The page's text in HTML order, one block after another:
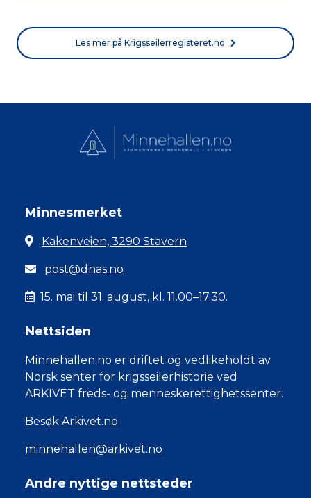
Les mer på Krigsseilerregisteret.no
Minnesmerket
Kakenveien, 3290 Stavern
post@dnas.no
15. mai til 31. august, kl. 11.00–17.30.
Nettsiden
Minnehallen.no er driftet og vedlikeholdt av
Norsk senter for krigsseilerhistorie ved
ARKIVET freds- og menneskerettighetssenter.
Besøk Arkivet.no
minnehallen@arkivet.no
Andre nyttige nettsteder